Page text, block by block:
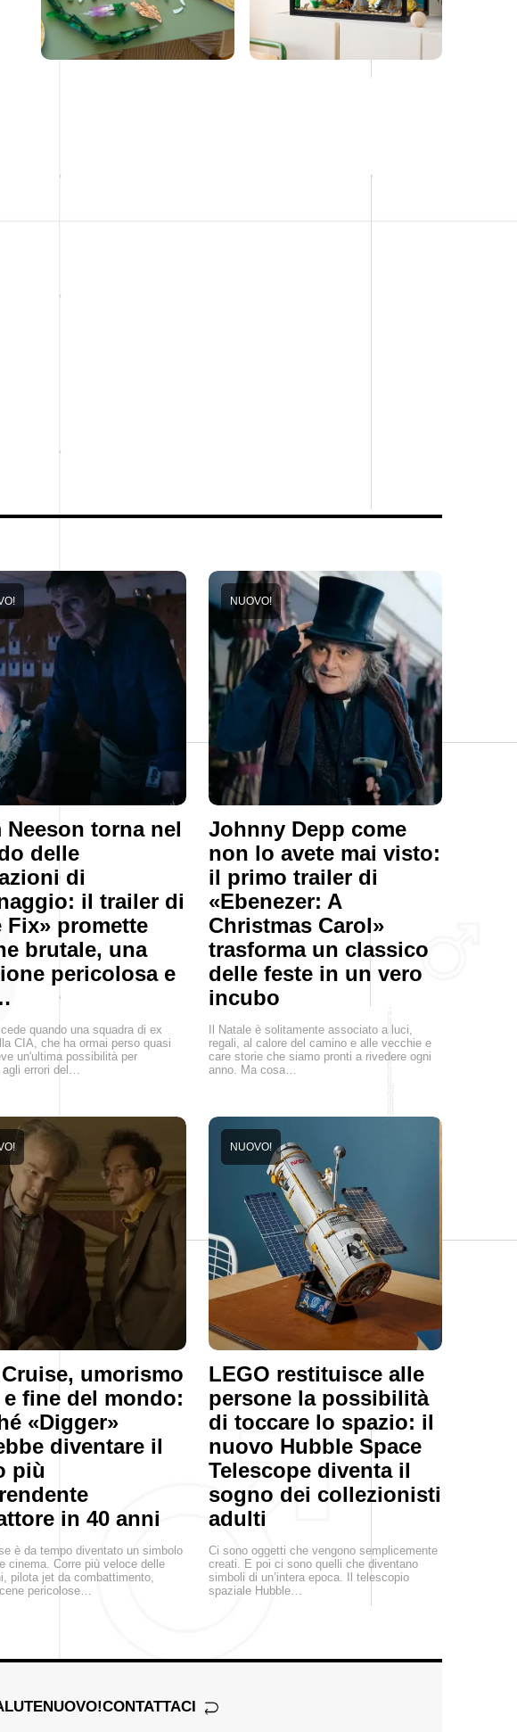
Neeson torna nel
delle
di
il trailer di
Fix» promette
brutale, una
pericolosa e
quando una squadra di ex
CIA, che ha ormai perso quasi
un'ultima possibilità per
errori del…
Johnny Depp come
non lo avete mai visto:
il primo trailer di
«Ebenezer: A
Christmas Carol»
trasforma un classico
delle feste in un vero
incubo
NUOVO!
Il Natale è solitamente associato a luci,
regali, al calore del camino e alle vecchie e
care storie che siamo pronti a rivedere ogni
anno. Ma cosa…
umorismo
fine del mondo:
«Digger»
diventare il
più
in 40 anni
è da tempo diventato un simbolo
cinema. Corre più veloce delle
pilota jet da combattimento,
pericolose…
LEGO restituisce alle
persone la possibilità
di toccare lo spazio: il
nuovo Hubble Space
Telescope diventa il
sogno dei collezionisti
adulti
NUOVO!
Ci sono oggetti che vengono semplicemente
creati. E poi ci sono quelli che diventano
simboli di un’intera epoca. Il telescopio
spaziale Hubble…
NUOVO!CONTATTACI